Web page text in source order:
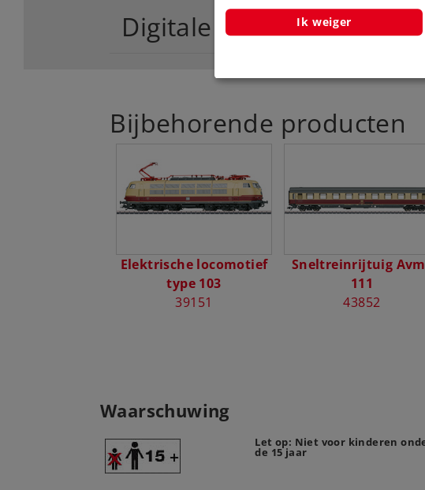
Digitale functies
Bijbehorende producten
Elektrische locomotief
type 103
39151
Sneltreinrijtuig
111
43852
Waarschuwing
Let op: Niet voor kinderen
de 15 jaar
Ik weiger